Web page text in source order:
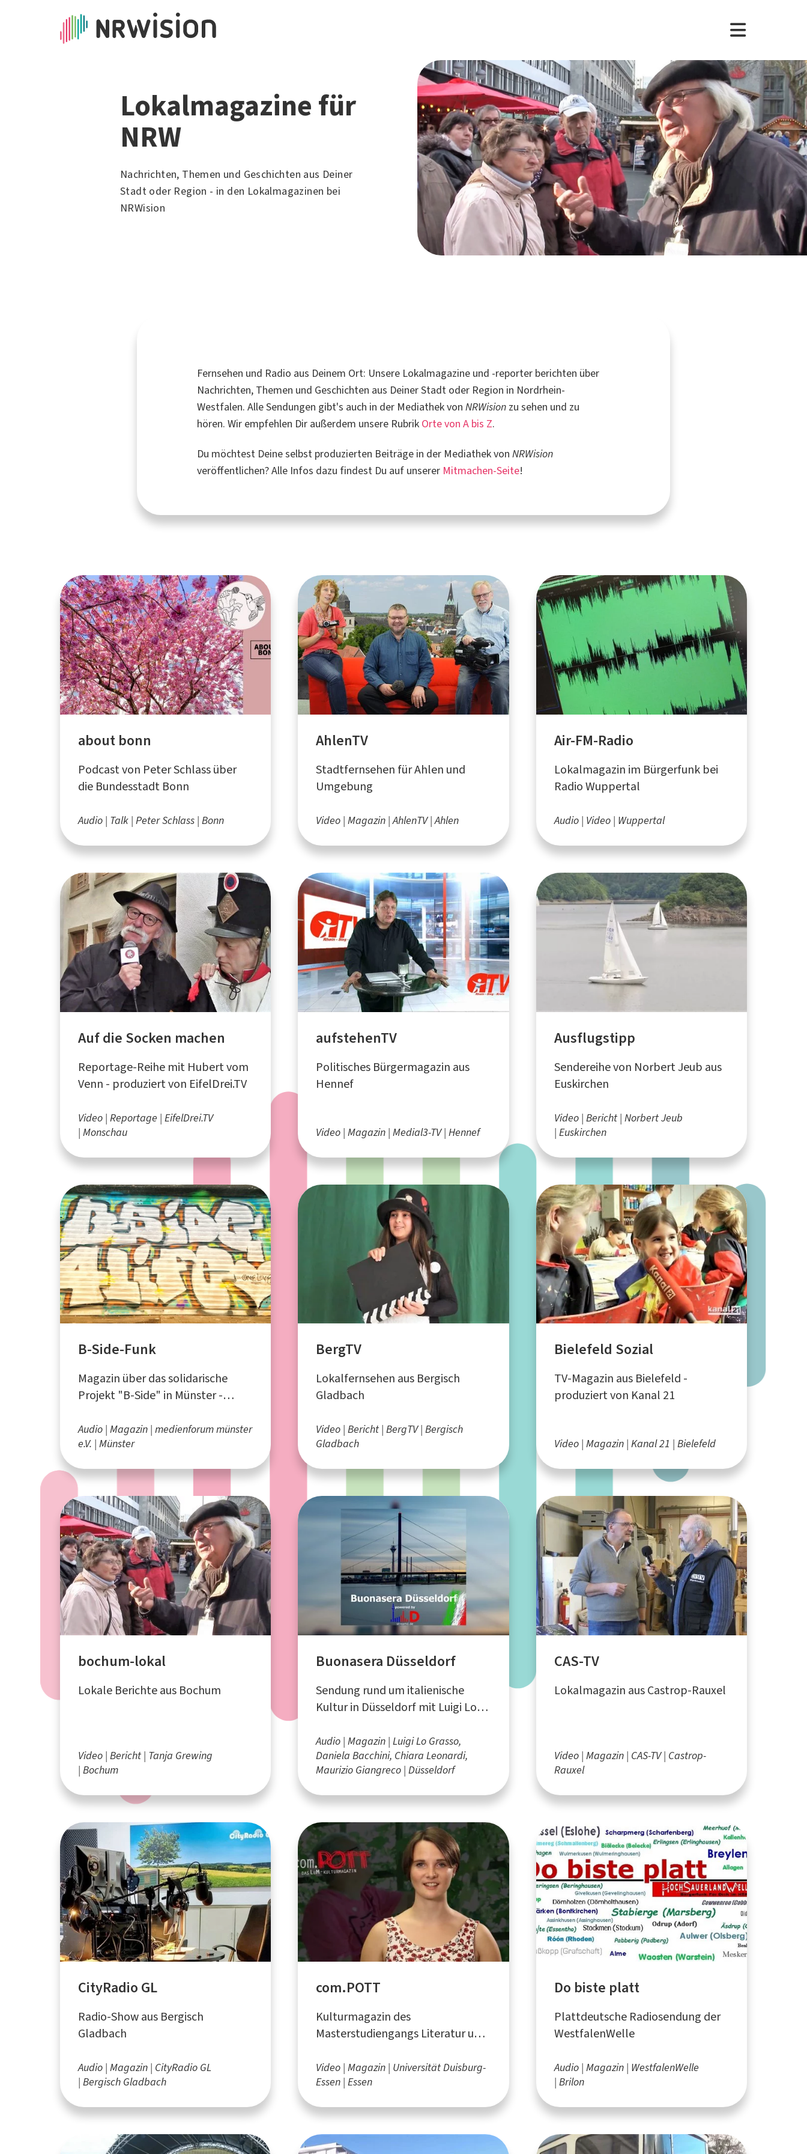
Lokalmagazine für
NRW
Nachrichten, Themen und Geschichten aus Deiner
Stadt oder Region - in den Lokalmagazinen bei
NRWision
Fernsehen und Radio aus Deinem Ort: Unsere Lokalmagazine und -reporter berichten über
Nachrichten, Themen und Geschichten aus Deiner Stadt oder Region in Nordrhein-
Westfalen. Alle Sendungen gibt's auch in der Mediathek vonNRWision zu sehen und zu
hören. Wir empfehlen Dir außerdem unsere Rubrik Orte von A bis Z.
Du möchtest Deine selbst produzierten Beiträge in der Mediathek vonNRWision
veröffentlichen? Alle Infos dazu findest Du auf unserer Mitmachen-Seite!
about bonn
Podcast von Peter Schlass über
die Bundesstadt Bonn
Audio Talk Peter Schlass Bonn
AhlenTV
Stadtfernsehen für Ahlen und
Umgebung
Video Magazin AhlenTV Ahlen
Air-FM-Radio
Lokalmagazin im Bürgerfunk bei
Radio Wuppertal
Audio Video Wuppertal
Auf die Socken machen
Reportage-Reihe mit Hubert vom
Venn - produziert von EifelDrei.TV
Video Reportage EifelDrei.TV
Monschau
aufstehenTV
Politisches Bürgermagazin aus
Hennef
Video Magazin Medial3-TV Hennef
Ausflugstipp
Sendereihe von Norbert Jeub aus
Euskirchen
Video Bericht Norbert Jeub
Euskirchen
B-Side-Funk
Magazin über das solidarische
Projekt "B-Side" in Münster -
münster e.V.
Audio Magazin medienforum münster
e.V. Münster
BergTV
Lokalfernsehen aus Bergisch
Gladbach
Video Bericht BergTV Bergisch
Gladbach
Bielefeld Sozial
TV-Magazin aus Bielefeld -
produziert von Kanal 21
Video Magazin Kanal 21 Bielefeld
bochum-lokal
Lokale Berichte aus Bochum
Video Bericht Tanja Grewing
Bochum
Buonasera Düsseldorf
Sendung rund um italienische
Kultur in Düsseldorf mit Luigi Lo
Leonardi und Maurizio Giangreco
Audio Magazin Luigi Lo Grasso,
Daniela Bacchini, Chiara Leonardi,
Maurizio Giangreco Düsseldorf
CAS-TV
Lokalmagazin aus Castrop-Rauxel
Video Magazin CAS-TV Castrop-
Rauxel
CityRadio GL
Radio-Show aus Bergisch
Gladbach
Audio Magazin CityRadio GL
Bergisch Gladbach
com.POTT
Kulturmagazin des
Masterstudiengangs Literatur und
Universität Duisburg-Essen
Video Magazin Universität Duisburg-
Essen Essen
Do biste platt
Plattdeutsche Radiosendung der
WestfalenWelle
Audio Magazin WestfalenWelle
Brilon